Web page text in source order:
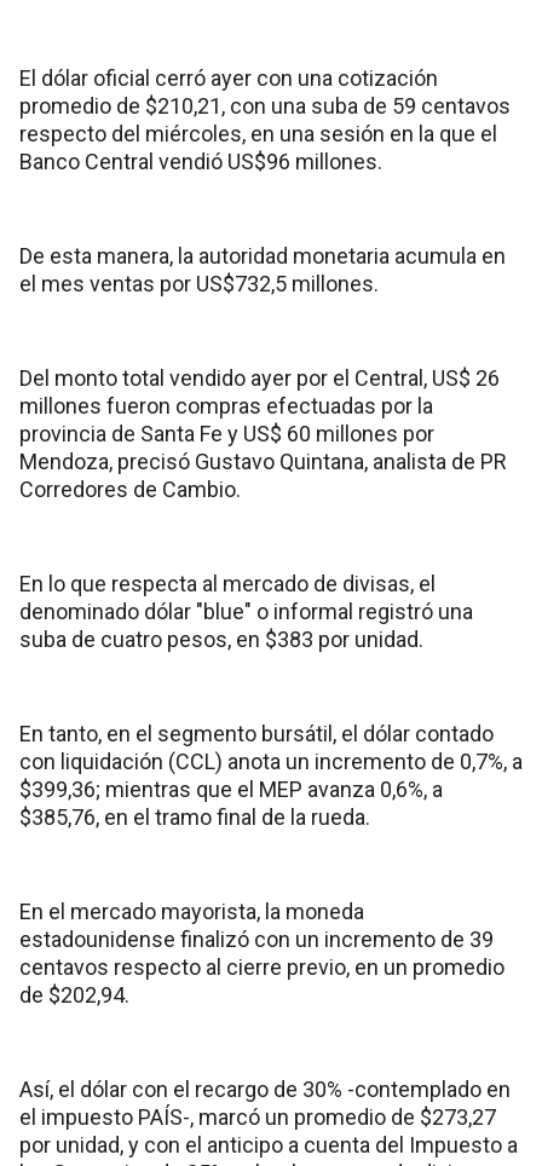
El dólar oficial cerró ayer con una cotización
promedio de $210,21, con una suba de 59 centavos
respecto del miércoles, en una sesión en la que el
Banco Central vendió US$96 millones.
De esta manera, la autoridad monetaria acumula en
el mes ventas por US$732,5 millones.
Del monto total vendido ayer por el Central, US$ 26
millones fueron compras efectuadas por la
provincia de Santa Fe y US$ 60 millones por
Mendoza, precisó Gustavo Quintana, analista de PR
Corredores de Cambio.
En lo que respecta al mercado de divisas, el
denominado dólar "blue" o informal registró una
suba de cuatro pesos, en $383 por unidad.
En tanto, en el segmento bursátil, el dólar contado
con liquidación (CCL) anota un incremento de 0,7%, a
$399,36; mientras que el MEP avanza 0,6%, a
$385,76, en el tramo final de la rueda.
En el mercado mayorista, la moneda
estadounidense finalizó con un incremento de 39
centavos respecto al cierre previo, en un promedio
de $202,94.
Así, el dólar con el recargo de 30% -contemplado en
el impuesto PAÍS-, marcó un promedio de $273,27
por unidad, y con el anticipo a cuenta del Impuesto a